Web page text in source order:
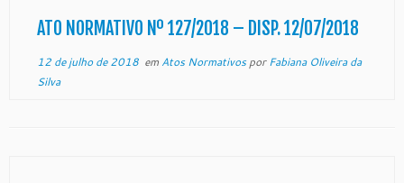
ATO NORMATIVO Nº 127/2018 – DISP. 12/07/2018
12 de julho de 2018em Atos NormativosporFabiana Oliveira da
Silva